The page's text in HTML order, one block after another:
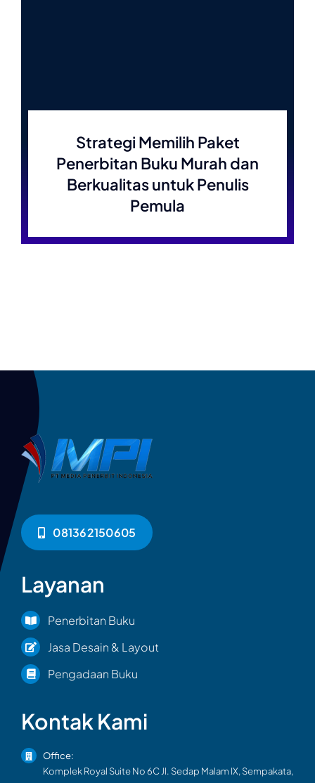
Strategi Memilih Paket
Penerbitan Buku Murah dan
Berkualitas untuk Penulis
Pemula
081362150605
Layanan
Penerbitan Buku
Jasa Desain & Layout
Pengadaan Buku
Kontak Kami
Office:
Komplek Royal Suite No 6C Jl. Sedap Malam IX, Sempakata,